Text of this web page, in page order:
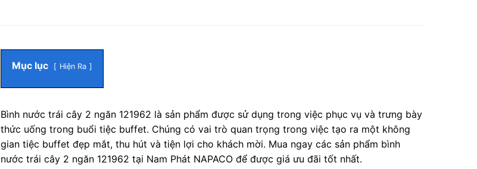
Mục lục
Hiện Ra
Bình nước trái cây 2 ngăn 121962 là sản phẩm được sử dụng trong việc phục vụ và trưng bày
thức uống trong buổi tiệc buffet. Chúng có vai trò quan trọng trong việc tạo ra một không
gian tiệc buffet đẹp mắt, thu hút và tiện lợi cho khách mời. Mua ngay các sản phẩm bình
nước trái cây 2 ngăn 121962 tại Nam Phát NAPACO để được giá ưu đãi tốt nhất.